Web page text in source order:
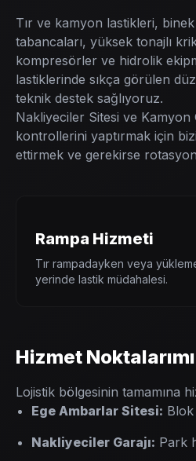
Tır ve kamyon lastikleri,
tabancaları, yüksek tonajlı
kompresörler ve hidrolik
lastiklerinde sıkça görülen
teknik destek sağlıyoruz.
Nakliyeciler Sitesi ve
kontrollerini yaptırmak için
ettirmek ve gerekirse
Rampa Hizmeti
Tır rampadayken veya
yerinde lastik müdahalesi.
Hizmet
Lojistik bölgesinin tamamına
Ege Ambarlar Sitesi:
Nakliyeciler Garajı: Park